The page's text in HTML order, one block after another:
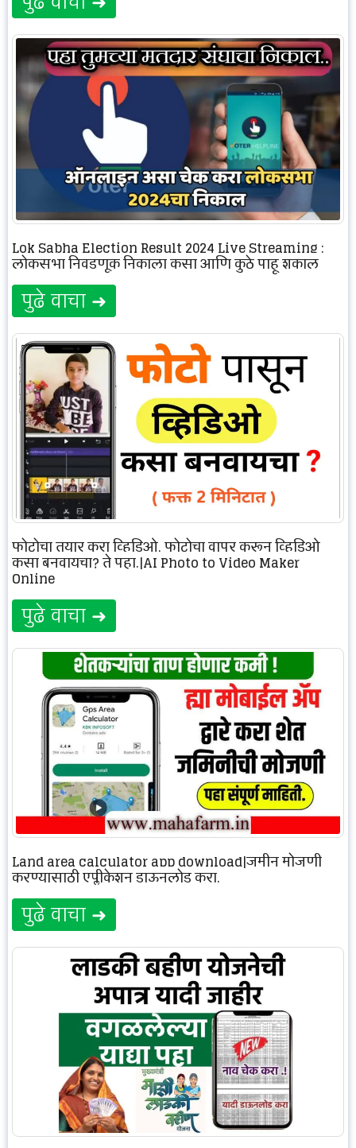
Lok Sabha Election Result 2024 Live Streaming :
लोकसभा निवडणूक निकाला कसा आणि कुठे पाहू शकाल
पुढे वाचा ➜
फोटोचा तयार करा व्हिडिओ, फोटोचा वापर करून व्हिडिओ
कसा बनवायचा? ते पहा.|AI Photo to Video Maker
Online
पुढे वाचा ➜
Land area calculator app download|जमीन मोजणी
करण्यासाठी एप्लीकेशन डाऊनलोड करा.
पुढे वाचा ➜